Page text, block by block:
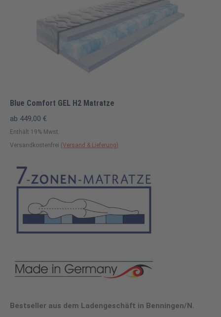
Blue Comfort GEL H2 Matratze
ab 449,00 €
Enthält 19% Mwst.
Versandkostenfrei (Versand & Lieferung)
Bestseller aus dem Ladengeschäft in Benningen/N.